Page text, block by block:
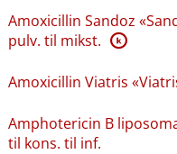
Amoxicillin Sandoz
pulv. til mikst. K
Amoxicillin Viatris
Amphotericin B
til kons. til inf.